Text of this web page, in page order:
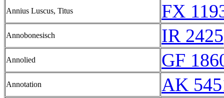
Annius Luscus, Titus FX
Annobonesisch IR 2425
Annolied GF
Annotation AK